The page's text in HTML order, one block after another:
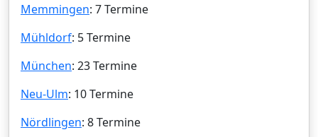
Memmingen: 7 Termine
Mühldorf: 5 Termine
München: 23 Termine
Neu-Ulm: 10 Termine
Nördlingen: 8 Termine